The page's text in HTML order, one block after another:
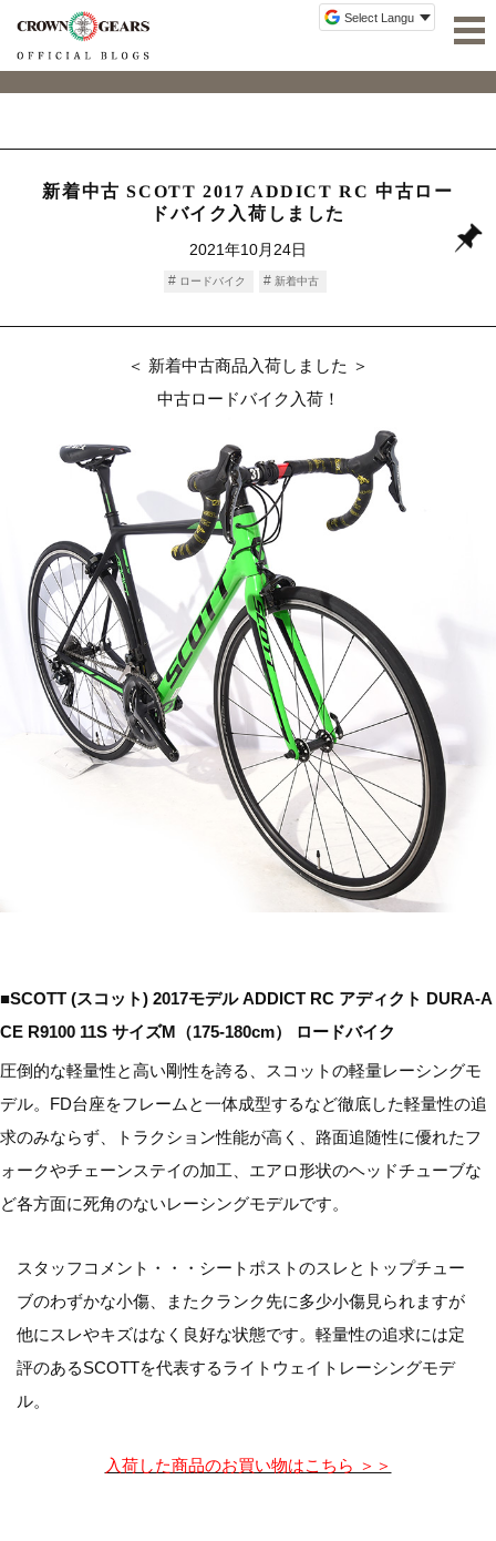
新着中古 SCOTT 2017 ADDICT RC 中古ロー
ドバイク入荷しました
2021年10月24日
ロードバイク 新着中古
＜ 新着中古商品入荷しました ＞
中古ロードバイク入荷！
■SCOTT (スコット) 2017モデル ADDICT RC アディクト DURA-A
CE R9100 11S サイズM（175-180cm） ロードバイク
圧倒的な軽量性と高い剛性を誇る、スコットの軽量レーシングモ
デル。FD台座をフレームと一体成型するなど徹底した軽量性の追
求のみならず、トラクション性能が高く、路面追随性に優れたフ
ォークやチェーンステイの加工、エアロ形状のヘッドチューブな
ど各方面に死角のないレーシングモデルです。
スタッフコメント・・・シートポストのスレとトップチュー
ブのわずかな小傷、またクランク先に多少小傷見られますが
他にスレやキズはなく良好な状態です。軽量性の追求には定
評のあるSCOTTを代表するライトウェイトレーシングモデ
ル。
入荷した商品のお買い物はこちら ＞＞